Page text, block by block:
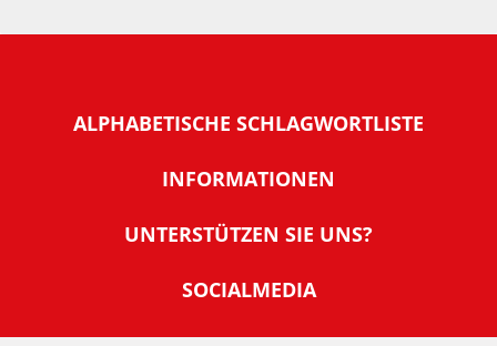
ALPHABETISCHE SCHLAGWORTLISTE
INFORMATIONEN
Warum NachDenkSeiten
Tipps zur Nutzung der NachDenkSeiten
Banner und E-Mail-Signaturen
UNTERSTÜTZEN SIE UNS?
SOCIALMEDIA